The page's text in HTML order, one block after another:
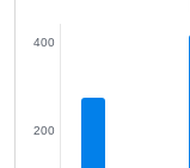
200
400
đạo
(-)
Tất cả